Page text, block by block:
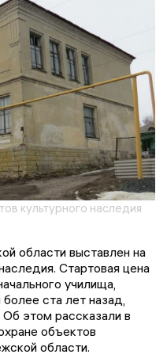
культурного наследия
области выставлен на
Стартовая цена
училища,
ста лет назад,
этом рассказали в
объектов
области.